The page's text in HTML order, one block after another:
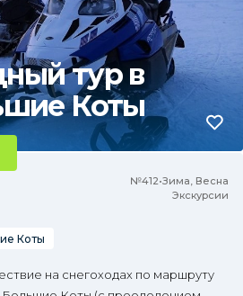
тур в
Коты
№412•Зима, Весна
Экскурсии
Коты
на снегоходах по маршруту